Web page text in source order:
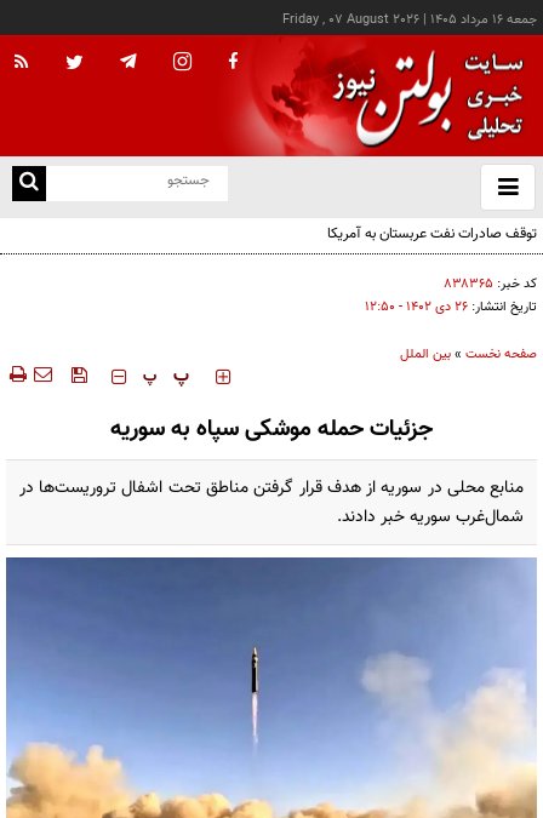
جمعه ۱۶ مرداد ۱۴۰۵ |
Friday , 07 August 2026
باز
و
توقف صادرات نفت عربستان به آمریکا
کد خبر: ۸۳۸۳۶۵
تاریخ انتشار: ۲۶ دی ۱۴۰۲ - ۱۲:۵۰
صفحه نخست »بین الملل
‍‍‍ پ پ
جزئیات حمله موشکی سپاه به سوریه
منابع محلی در سوریه از هدف قرار گرفتن مناطق تحت اشفال تروریست‌ها در
شمال‌غرب سوریه خبر دادند.